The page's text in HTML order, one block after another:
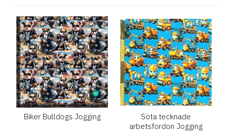
Biker Bulldogs Jogging
Söta tecknade
arbetsfordon Jogging